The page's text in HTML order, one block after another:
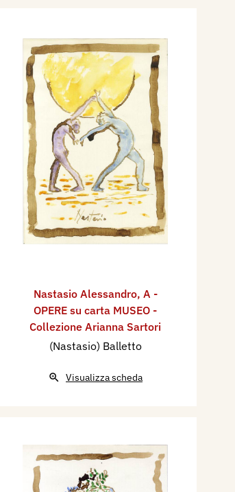
Nastasio Alessandro, A -
OPERE su carta MUSEO -
Collezione Arianna Sartori
(Nastasio) Balletto
Visualizza scheda